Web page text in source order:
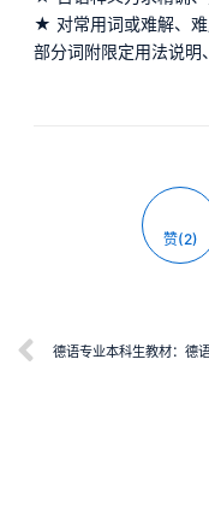
★ 对常用词或难解、难
部分词附限定用法说明
赞(2)